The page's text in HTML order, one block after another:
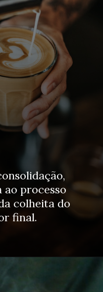
ao processo
colheita do
final.